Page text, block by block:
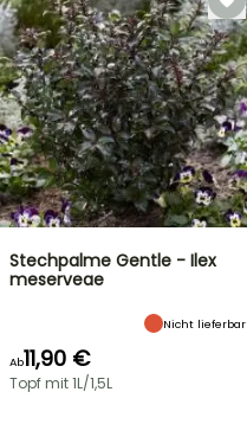
Stechpalme Gentle - Ilex
meserveae
Nicht lieferbar
Ab11,90 €
Topf mit 1L/1,5L